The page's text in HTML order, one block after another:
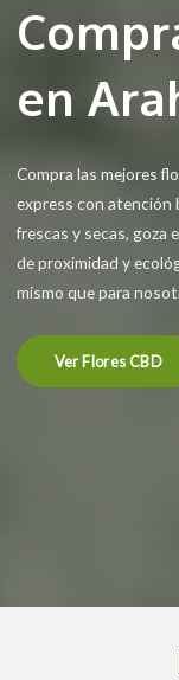
en
Compra las mejores
express con atención
frescas y secas, goza
de proximidad y
mismo que para
Ver Flores CBD